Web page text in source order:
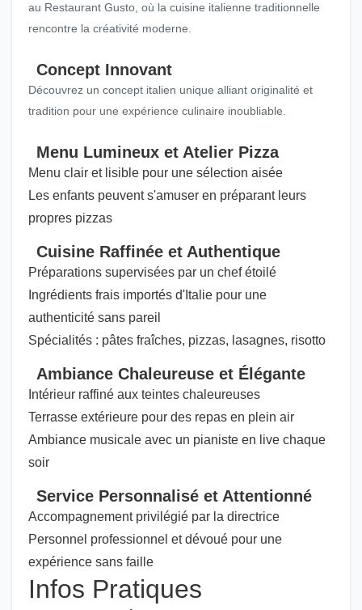
au Restaurant Gusto, où la cuisine italienne traditionnelle
rencontre la créativité moderne.
Concept Innovant
Découvrez un concept italien unique alliant originalité et
tradition pour une expérience culinaire inoubliable.
Menu Lumineux et Atelier Pizza
Menu clair et lisible pour une sélection aisée
Les enfants peuvent s'amuser en préparant leurs
propres pizzas
Cuisine Raffinée et Authentique
Préparations supervisées par un chef étoilé
Ingrédients frais importés d'Italie pour une
authenticité sans pareil
Spécialités : pâtes fraîches, pizzas, lasagnes, risotto
Ambiance Chaleureuse et Élégante
Intérieur raffiné aux teintes chaleureuses
Terrasse extérieure pour des repas en plein air
Ambiance musicale avec un pianiste en live chaque
soir
Service Personnalisé et Attentionné
Accompagnement privilégié par la directrice
Personnel professionnel et dévoué pour une
expérience sans faille
Infos Pratiques